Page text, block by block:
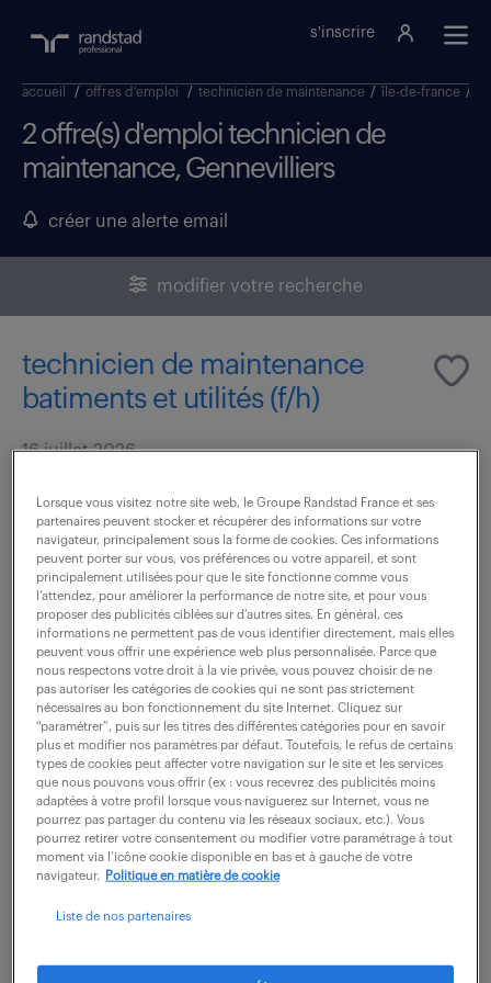
s'inscrire
accueil / offres d'emploi / technicien de maintenance / île-de-france /
2 offre(s) d'emploi technicien de
maintenance, Gennevilliers
créer une alerte email
modifier votre recherche
technicien de maintenance
batiments et utilités (f/h)
16 juillet 2026
35 000 - 45 000 € / an
Rattaché(e) au responsable de service maintenance
des sites du 92 (6 bâtiments), vous intégrez le service
de maintenance en charge des actions préventives et
curatives des applications de...
voir l'offre
technicien de maintenance
itinérant (f/h)
Lorsque vous visitez notre site web, le Groupe Randstad France et ses
partenaires peuvent stocker et récupérer des informations sur votre
navigateur, principalement sous la forme de cookies. Ces informations
peuvent porter sur vous, vos préférences ou votre appareil, et sont
principalement utilisées pour que le site fonctionne comme vous
l’attendez, pour améliorer la performance de notre site, et pour vous
proposer des publicités ciblées sur d’autres sites. En général, ces
informations ne permettent pas de vous identifier directement, mais elles
peuvent vous offrir une expérience web plus personnalisée. Parce que
nous respectons votre droit à la vie privée, vous pouvez choisir de ne
pas autoriser les catégories de cookies qui ne sont pas strictement
nécessaires au bon fonctionnement du site Internet. Cliquez sur
“paramétrer”, puis sur les titres des différentes catégories pour en savoir
plus et modifier nos paramètres par défaut. Toutefois, le refus de certains
types de cookies peut affecter votre navigation sur le site et les services
que nous pouvons vous offrir (ex : vous recevrez des publicités moins
adaptées à votre profil lorsque vous naviguerez sur Internet, vous ne
pourrez pas partager du contenu via les réseaux sociaux, etc.). Vous
pourrez retirer votre consentement ou modifier votre paramétrage à tout
moment via l’icône cookie disponible en bas et à gauche de votre
navigateur.
Politique en matière de cookie
Liste de nos partenaires